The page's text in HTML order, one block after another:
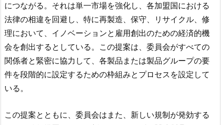
につながる。それは単一市場を強化し、各加盟国における
法律の相違を回避し、特に再製造、保守、リサイクル、修
理において、イノベーションと雇用創出のための経済的機
会を創出するとしている。この提案は、委員会がすべての
関係者と緊密に協力して、各製品または製品グループの要
件を段階的に設定するための枠組みとプロセスを設定して
いる。
この提案とともに、委員会はまた、新しい規制が発効する